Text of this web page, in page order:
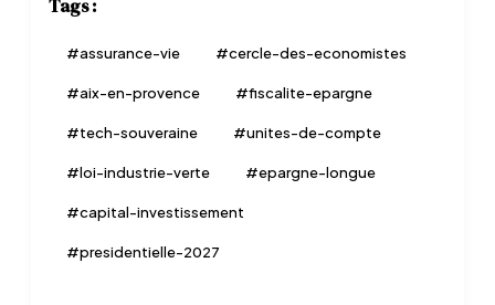
Tags :
#assurance-vie #cercle-des-economistes
#aix-en-provence #fiscalite-epargne
#tech-souveraine #unites-de-compte
#loi-industrie-verte #epargne-longue
#capital-investissement
#presidentielle-2027